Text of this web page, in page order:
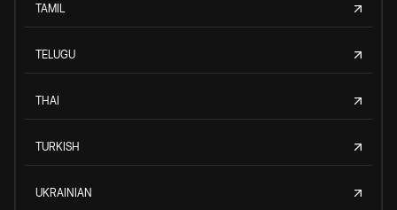
TAMIL
TELUGU
THAI
TURKISH
UKRAINIAN